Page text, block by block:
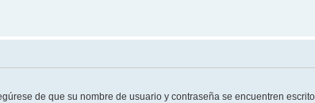
de que su nombre de usuario y contraseña se encuentren